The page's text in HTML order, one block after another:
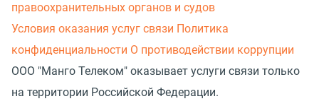
правоохранительных органов и судов
Условия оказания услуг связи Политика
конфиденциальности О противодействии коррупции
ООО "Манго Телеком" оказывает услуги связи только
на территории Российской Федерации.